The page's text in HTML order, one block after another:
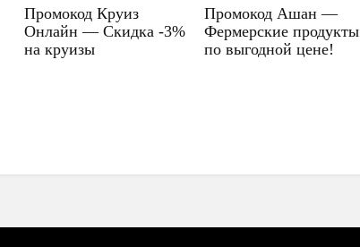
Промокод Круиз
Онлайн — Скидка -3%
на круизы
Промокод Ашан —
Фермерские продукты
по выгодной цене!